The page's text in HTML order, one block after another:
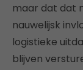
maar dat dat
nauwelijsk
logistieke
blijven